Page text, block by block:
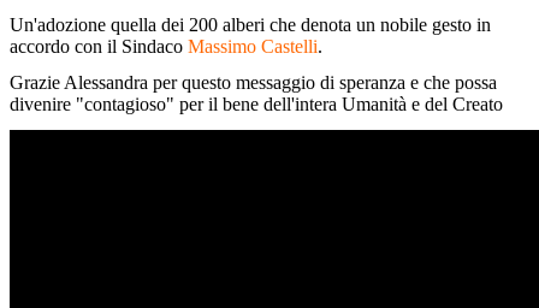
Un'adozione quella dei 200 alberi che denota un nobile gesto in
accordo con il Sindaco Massimo Castelli.
Grazie Alessandra per questo messaggio di speranza e che possa
divenire "contagioso" per il bene dell'intera Umanità e del Creato